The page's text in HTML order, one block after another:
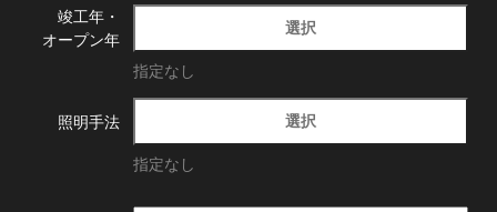
竣工年・
オープン年
選択
指定なし
照明手法 選択
指定なし